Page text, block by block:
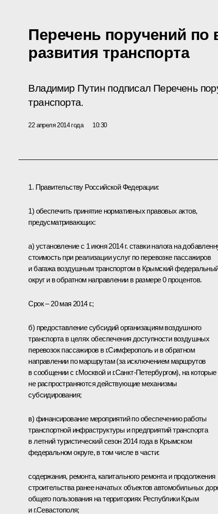
Перечень поручений по
развития транспорта
Владимир Путин подписал Перечень
транспорта.
22 апреля 2014 года 10:30
1. Правительству Российской Федерации:
1) обеспечить принятие нормативных правовых актов,
предусматривающих:
а) установление с 1 июня 2014 г. ставки налога на
стоимость при реализации услуг по перевозке пассажиров
и багажа воздушным транспортом в Крымский
округ и в обратном направлении в размере 0 процентов.
Срок – 20 мая 2014 г.;
б) предоставление субсидий организациям воздушного
транспорта в целях обеспечения доступности воздушных
перевозок пассажиров в г.Симферополь и в обратном
направлении по маршрутам (за исключением маршрутов
в сообщении с г.Москвой и г.Санкт-Петербургом), на которые
не распространяются действующие механизмы
субсидирования;
в) финансирование мероприятий по обеспечению работы
транспортной инфраструктуры и предприятий транспорта
в летний туристический сезон 2014 года в Крымском
федеральном округе, в том числе в части:
содержания, ремонта, капитального ремонта и продолжения
строительства ранее начатых объектов автомобильных
общего пользования на территориях Республики Крым
и г.Севастополя;